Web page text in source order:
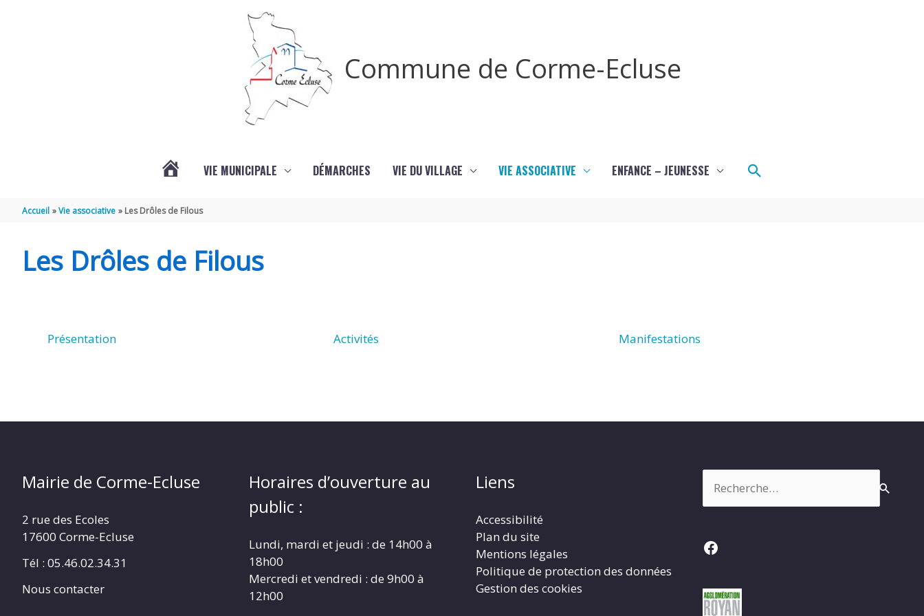
Commune de Corme-Ecluse
VIE MUNICIPALE DÉMARCHES VIE DU VILLAGE VIE ASSOCIATIVE ENFANCE – JEUNESSE Rechercher
Accueil Vie associative Les Drôles de Filous
Les Drôles de Filous
Présentation Activités Manifestations
Mairie de Corme-Ecluse
2 rue des Ecoles
17600 Corme-Ecluse
Tél : 05.46.02.34.31
Nous contacter
Horaires d’ouverture au
public :
Lundi, mardi et jeudi : de 14h00 à
18h00
Mercredi et vendredi : de 9h00 à
12h00
Liens
Accessibilité
Plan du site
Mentions légales
Politique de protection des données
Gestion des cookies
Facebook